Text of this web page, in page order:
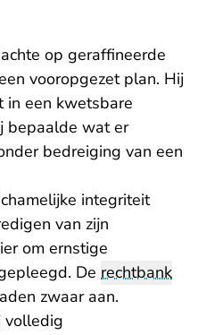
op geraffineerde
vooropgezet plan. Hij
in een kwetsbare
bepaalde wat er
bedreiging van een
integriteit
van zijn
om ernstige
De rechtbank
zwaar aan.
volledig